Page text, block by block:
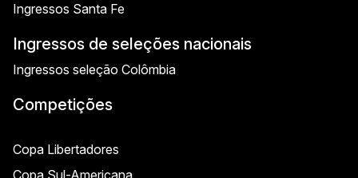
Ingressos Santa Fe
Ingressos de seleções nacionais
Ingressos seleção Colômbia
Competições
Copa Libertadores
Copa Sul-Americana